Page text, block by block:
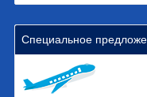
Специальное